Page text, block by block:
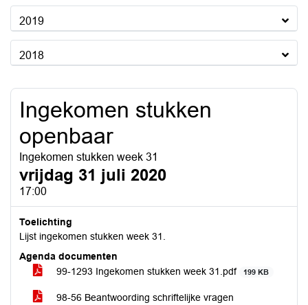
2019
2018
Ingekomen stukken
openbaar
Ingekomen stukken week 31
vrijdag 31 juli 2020
17:00
Toelichting
Lijst ingekomen stukken week 31.
Agenda documenten
99-1293 Ingekomen stukken week 31.pdf
199 KB
98-56 Beantwoording schriftelijke vragen